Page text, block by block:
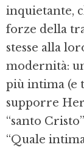
inquietante,
forze della
stesse alla
modernità:
più intima (e
supporre
“santo
“Quale